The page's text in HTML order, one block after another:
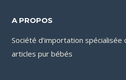
A PROPOS
Société d’importation
articles pur bébés